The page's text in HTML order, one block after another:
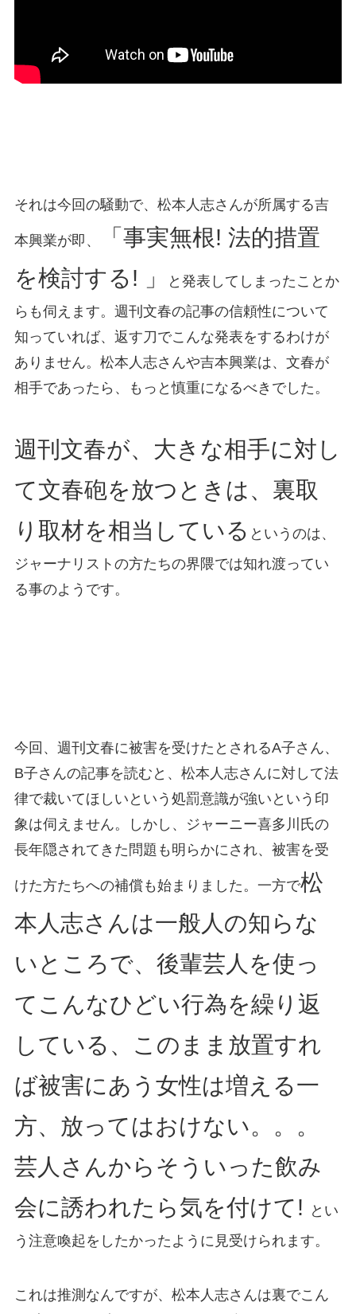
それは今回の騒動で、松本人志さんが所属する吉
本興業が即、
「事実無根! 法的措置
を検討する! 」
と発表してしまったことか
らも伺えます。週刊文春の記事の信頼性について
知っていれば、返す刀でこんな発表をするわけが
ありません。松本人志さんや吉本興業は、文春が
相手であったら、もっと慎重になるべきでした。
週刊文春が、大きな相手に対し
て文春砲を放つときは、裏取
り取材を相当している というのは、
ジャーナリストの方たちの界隈では知れ渡ってい
る事のようです。
今回、週刊文春に被害を受けたとされるA子さん、
B子さんの記事を読むと、松本人志さんに対して法
律で裁いてほしいという処罰意識が強いという印
象は伺えません。しかし、ジャーニー喜多川氏の
長年隠されてきた問題も明らかにされ、被害を受
けた方たちへの補償も始まりました。一方で松
本人志さんは一般人の知らな
いところで、後輩芸人を使っ
てこんなひどい行為を繰り返
している、このまま放置すれ
ば被害にあう女性は増える一
方、放ってはおけない。。。
芸人さんからそういった飲み
会に誘われたら気を付けて!
とい
う注意喚起をしたかったように見受けられます。
これは推測なんですが、松本人志さんは裏でこん